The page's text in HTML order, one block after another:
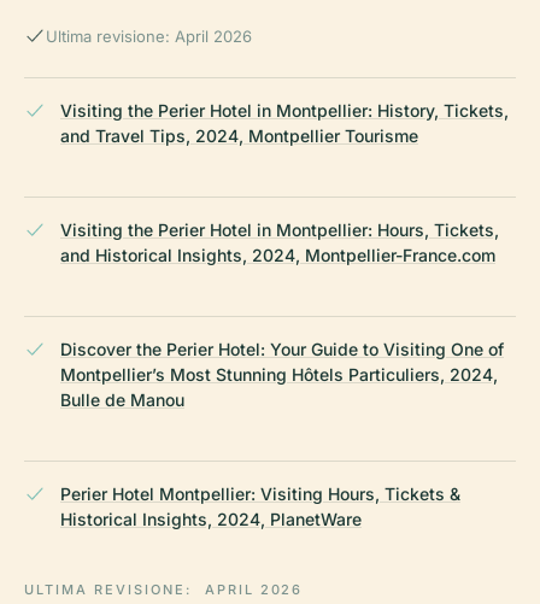
Ultima revisione: April 2026
Visiting the Perier Hotel in Montpellier: History, Tickets,
and Travel Tips, 2024, Montpellier Tourisme
Visiting the Perier Hotel in Montpellier: Hours, Tickets,
and Historical Insights, 2024, Montpellier-France.com
Discover the Perier Hotel: Your Guide to Visiting One of
Montpellier’s Most Stunning Hôtels Particuliers, 2024,
Bulle de Manou
Perier Hotel Montpellier: Visiting Hours, Tickets &
Historical Insights, 2024, PlanetWare
ULTIMA REVISIONE: APRIL 2026